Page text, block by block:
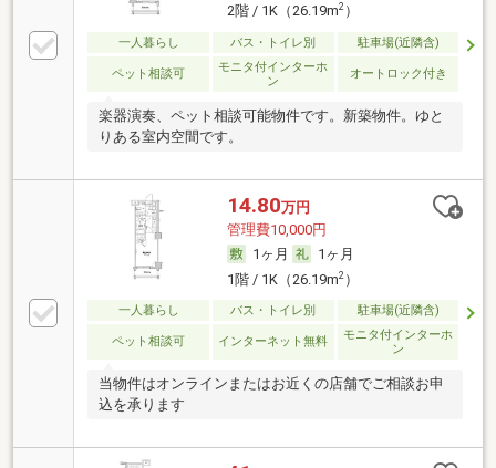
2階 / 1K（26.19m2）
一人暮らし バス・トイレ別 駐車場(近隣含)
ペット相談可
モニタ付インターホ
ン
オートロック付き
楽器演奏、ペット相談可能物件です。新築物件。ゆと
りある室内空間です。
14.80万円
管理費10,000円
1ヶ月
1ヶ月
1階 / 1K（26.19m2）
一人暮らし バス・トイレ別 駐車場(近隣含)
ペット相談可 インターネット無料
モニタ付インターホ
ン
当物件はオンラインまたはお近くの店舗でご相談お申
込を承ります